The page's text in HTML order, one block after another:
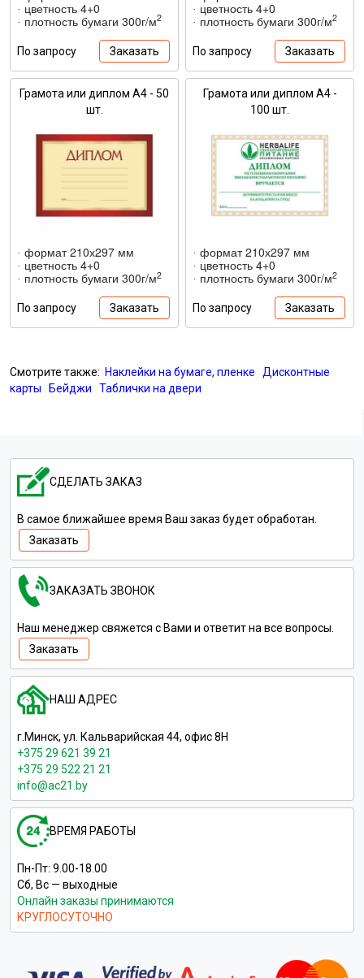
· цветность 4+0
· плотность бумаги 300г/м2
По запросу Заказать
· цветность 4+0
· плотность бумаги 300г/м2
По запросу Заказать
Грамота или диплом А4 - 50
шт.
· формат 210х297 мм
· цветность 4+0
· плотность бумаги 300г/м2
По запросу Заказать
Грамота или диплом А4 -
100 шт.
· формат 210х297 мм
· цветность 4+0
· плотность бумаги 300г/м2
По запросу Заказать
Смотрите также: Наклейки на бумаге, пленке
Дисконтные
карты
Бейджи Таблички на двери
СДЕЛАТЬ ЗАКАЗ
В самое ближайшее время Ваш заказ будет обработан.
Заказать
ЗАКАЗАТЬ ЗВОНОК
Наш менеджер свяжется с Вами и ответит на все вопросы.
Заказать
НАШ АДРЕС
г.Минск, ул. Кальварийская 44, офис 8Н
+375 29 621 39 21
+375 29 522 21 21
info@ac21.by
ВРЕМЯ РАБОТЫ
Пн-Пт: 9.00-18.00
Сб, Вс — выходные
Онлайн заказы принимаются
КРУГЛОСУТОЧНО